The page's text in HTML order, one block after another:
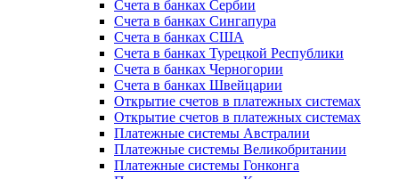
Счета в банках Сербии
Счета в банках Сингапура
Счета в банках США
Счета в банках Турецкой Республики
Счета в банках Черногории
Счета в банках Швейцарии
Открытие счетов в платежных системах
Открытие счетов в платежных системах
Платежные системы Австралии
Платежные системы Великобритании
Платежные системы Гонконга